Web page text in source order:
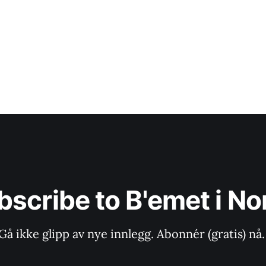
to B'emet i
ikke glipp av nye innlegg. Abonnér (gratis)